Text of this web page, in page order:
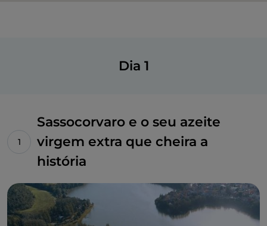
Dia 1
Sassocorvaro e o seu azeite
virgem extra que cheira a
história